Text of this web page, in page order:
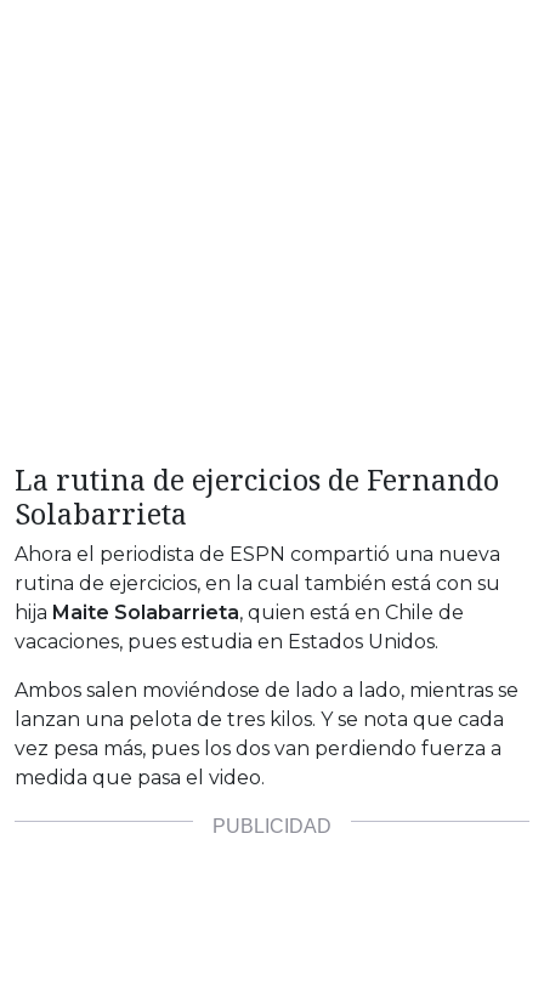
La rutina de ejercicios de Fernando
Solabarrieta
Ahora el periodista de ESPN compartió una nueva
rutina de ejercicios, en la cual también está con su
hija Maite Solabarrieta, quien está en Chile de
vacaciones, pues estudia en Estados Unidos.
Ambos salen moviéndose de lado a lado, mientras se
lanzan una pelota de tres kilos. Y se nota que cada
vez pesa más, pues los dos van perdiendo fuerza a
medida que pasa el video.